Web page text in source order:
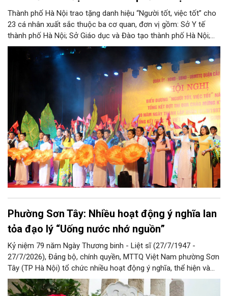
Thành phố Hà Nội trao tặng danh hiệu “Người tốt, việc tốt” cho
23 cá nhân xuất sắc thuộc ba cơ quan, đơn vị gồm: Sở Y tế
thành phố Hà Nội; Sở Giáo dục và Đào tạo thành phố Hà Nội;
Ủy ban Mặt trận Tổ quốc Việt Nam thành phố Hà Nội.
Phường Sơn Tây: Nhiều hoạt động ý nghĩa lan
tỏa đạo lý “Uống nước nhớ nguồn”
Kỷ niệm 79 năm Ngày Thương binh - Liệt sĩ (27/7/1947 -
27/7/2026), Đảng bộ, chính quyền, MTTQ Việt Nam phường Sơn
Tây (TP Hà Nội) tổ chức nhiều hoạt động ý nghĩa, thể hiện và
lan tỏa đạo lý “Uống nước nhớ nguồn”, “Đền ơn đáp nghĩa” tốt
đẹp của dân tộc Việt Nam cũng như người Hà Nội thanh lịch,